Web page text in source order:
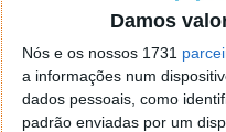
Damos
Nós e os nossos 1731
a informações num
dados pessoais, como
padrão enviadas por um